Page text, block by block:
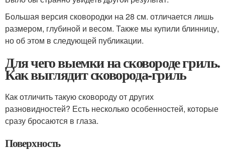
Большая версия сковородки на 28 см. отличается лишь
размером, глубиной и весом. Также мы купили блинницу,
но об этом в следующей публикации.
Для чего выемки на сковороде гриль.
Как выглядит сковорода-гриль
Как отличить такую сковороду от других
разновидностей? Есть несколько особенностей, которые
сразу бросаются в глаза.
Поверхность